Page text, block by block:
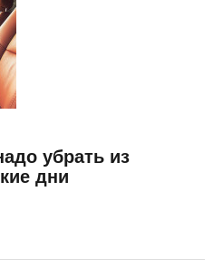
убрать из
дни